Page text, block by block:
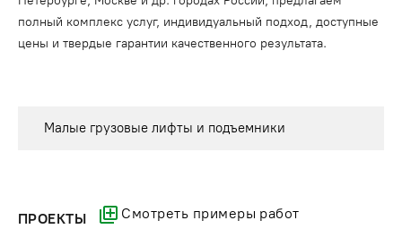
полный комплекс услуг, индивидуальный подход, доступные
цены и твердые гарантии качественного результата.
Малые грузовые лифты и подъемники
ПРОЕКТЫ Смотреть примеры работ